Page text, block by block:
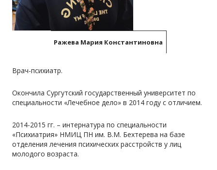
Ражева Мария Константиновна
Врач-психиатр.
Окончила Сургутский государственный университет по
специальности «Лечебное дело» в 2014 году с отличием.
2014-2015 гг. – интернатура по специальности
«Психиатрия» НМИЦ ПН им. В.М. Бехтерева на базе
отделения лечения психических расстройств у лиц
молодого возраста.